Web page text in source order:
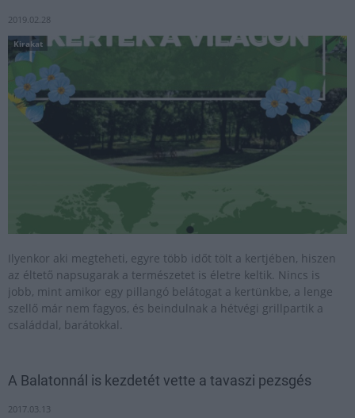
2019.02.28
Kirakat
Ilyenkor aki megteheti, egyre több időt tölt a kertjében, hiszen
az éltető napsugarak a természetet is életre keltik. Nincs is
jobb, mint amikor egy pillangó belátogat a kertünkbe, a lenge
szellő már nem fagyos, és beindulnak a hétvégi grillpartik a
családdal, barátokkal.
A Balatonnál is kezdetét vette a tavaszi pezsgés
2017.03.13